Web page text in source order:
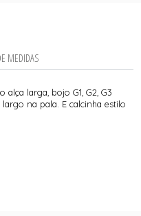
MEDIDAS
larga, bojo G1, G2, G3
na pala. E calcinha estilo